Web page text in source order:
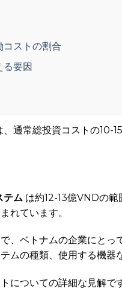
コストの割合
る要因
通常総投資コストの10-
テム は約12-13億VNDの
れています。
、ベトナムの企業にと
ムの種類、使用する機器
についての詳細な見解で